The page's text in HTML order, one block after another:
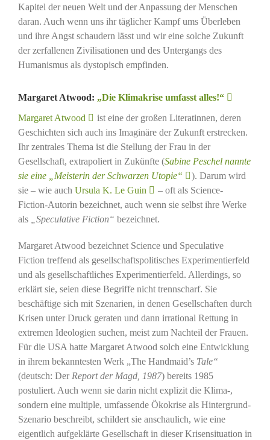
Kapitel der neuen Welt und der Anpassung der Menschen
daran. Auch wenn uns ihr täglicher Kampf ums Überleben
und ihre Angst schaudern lässt und wir eine solche Zukunft
der zerfallenen Zivilisationen und des Untergangs des
Humanismus als dystopisch empfinden.
Margaret Atwood: „Die Klimakrise umfasst alles!“
Margaret Atwood
ist eine der großen Literatinnen, deren
Geschichten sich auch ins Imaginäre der Zukunft erstrecken.
Ihr zentrales Thema ist die Stellung der Frau in der
Gesellschaft, extrapoliert in Zukünfte (Sabine Peschel nannte
sie eine „Meisterin der Schwarzen Utopie“
). Darum wird
sie – wie auch Ursula K. Le Guin
– oft als Science-
Fiction-Autorin bezeichnet, auch wenn sie selbst ihre Werke
als
„Speculative Fiction“ bezeichnet.
Margaret Atwood bezeichnet Science und Speculative
Fiction treffend als gesellschaftspolitisches Experimentierfeld
und als gesellschaftliches Experimentierfeld. Allerdings, so
erklärt sie, seien diese Begriffe nicht trennscharf. Sie
beschäftige sich mit Szenarien, in denen Gesellschaften durch
Krisen unter Druck geraten und dann irrational Rettung in
extremen Ideologien suchen, meist zum Nachteil der Frauen.
Für die USA hatte Margaret Atwood solch eine Entwicklung
in ihrem bekanntesten Werk „The Handmaid’s Tale“
(deutsch: Der Report der Magd, 1987) bereits 1985
postuliert. Auch wenn sie darin nicht explizit die Klima-,
sondern eine multiple, umfassende Ökokrise als Hintergrund-
Szenario beschreibt, schildert sie anschaulich, wie eine
eigentlich aufgeklärte Gesellschaft in dieser Krisensituation in